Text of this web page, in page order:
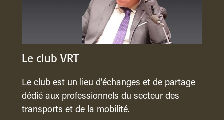
Le club VRT
Le club est un lieu d’échanges et de partage
dédié aux professionnels du secteur des
transports et de la mobilité.